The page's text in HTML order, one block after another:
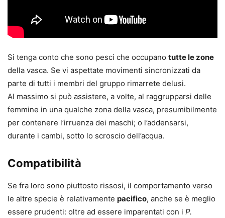
Si tenga conto che sono pesci che occupano tutte le zone
della vasca. Se vi aspettate movimenti sincronizzati da
parte di tutti i membri del gruppo rimarrete delusi.
Al massimo si può assistere, a volte, al raggrupparsi delle
femmine in una qualche zona della vasca, presumibilmente
per contenere l’irruenza dei maschi; o l’addensarsi,
durante i cambi, sotto lo scroscio dell’acqua.
Compatibilità
Se fra loro sono piuttosto rissosi, il comportamento verso
le altre specie è relativamente pacifico, anche se è meglio
essere prudenti: oltre ad essere imparentati con i P.